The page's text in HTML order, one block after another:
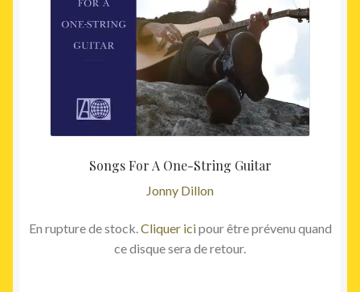
Songs For A One-String Guitar
Jonny Dillon
En rupture de stock.Cliquer icipour être prévenu quand
ce disque sera de retour.